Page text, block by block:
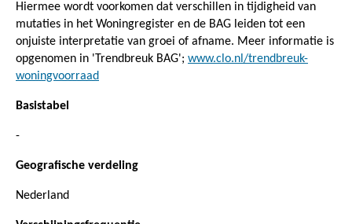
Hiermee wordt voorkomen dat verschillen in tijdigheid van
mutaties in het Woningregister en de BAG leiden tot een
onjuiste interpretatie van groei of afname. Meer informatie is
opgenomen in 'Trendbreuk BAG'; www.clo.nl/trendbreuk-
woningvoorraad
Basistabel
-
Geografische verdeling
Nederland